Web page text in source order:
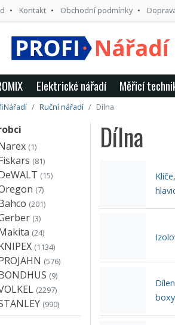
Kontakt Obchodní podmínky
Elektrické nářadí Měřicí
Ruční nářadí Dílna
(1)
(81)
(15)
(7)
(201)
(3)
(24)
(1134)
(576)
(9)
(2297)
(990)
Dílna